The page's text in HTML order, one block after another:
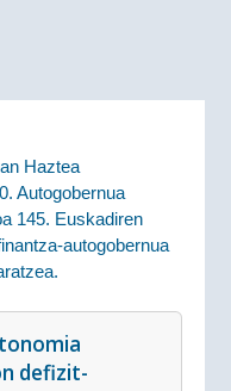
Haztea
Autogobernua
145. Euskadiren
autogobernua
defizit-